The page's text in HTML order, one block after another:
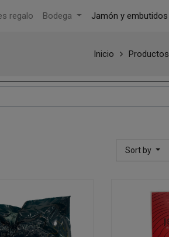
regalo Bodega Jamón y embutidos
Inicio Productos
Sort by